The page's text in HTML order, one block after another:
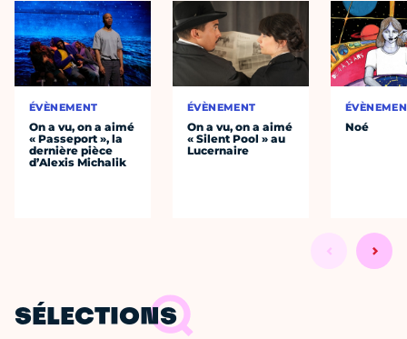
ÉVÈNEMENT
On a vu, on a aimé
« Passeport », la
dernière pièce
d’Alexis Michalik
ÉVÈNEMENT
On a vu, on a aimé
« Silent Pool » au
Lucernaire
Noé
SÉLECTIONS